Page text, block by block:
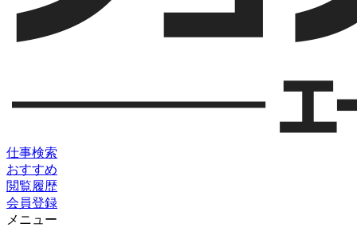
仕事検索
おすすめ
閲覧履歴
会員登録
メニュー